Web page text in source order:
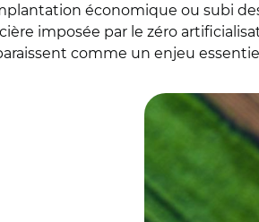
économique ou subi
imposée par le zéro
comme un enjeu